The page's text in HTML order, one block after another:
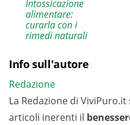
Intossicazione
alimentare:
curarla con i
rimedi naturali
Info sull'autore
Redazione
La Redazione di
articoli inerenti il